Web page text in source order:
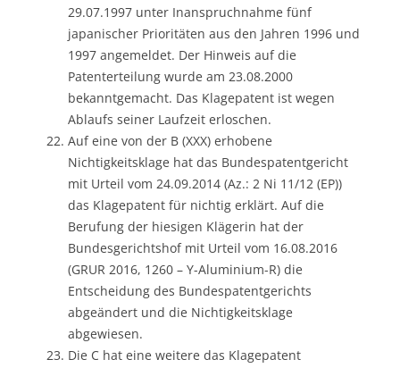
29.07.1997 unter Inanspruchnahme fünf
japanischer Prioritäten aus den Jahren 1996 und
1997 angemeldet. Der Hinweis auf die
Patenterteilung wurde am 23.08.2000
bekanntgemacht. Das Klagepatent ist wegen
Ablaufs seiner Laufzeit erloschen.
Auf eine von der B (XXX) erhobene
Nichtigkeitsklage hat das Bundespatentgericht
mit Urteil vom 24.09.2014 (Az.: 2 Ni 11/12 (EP))
das Klagepatent für nichtig erklärt. Auf die
Berufung der hiesigen Klägerin hat der
Bundesgerichtshof mit Urteil vom 16.08.2016
(GRUR 2016, 1260 – Y-Aluminium-R) die
Entscheidung des Bundespatentgerichts
abgeändert und die Nichtigkeitsklage
abgewiesen.
Die C hat eine weitere das Klagepatent